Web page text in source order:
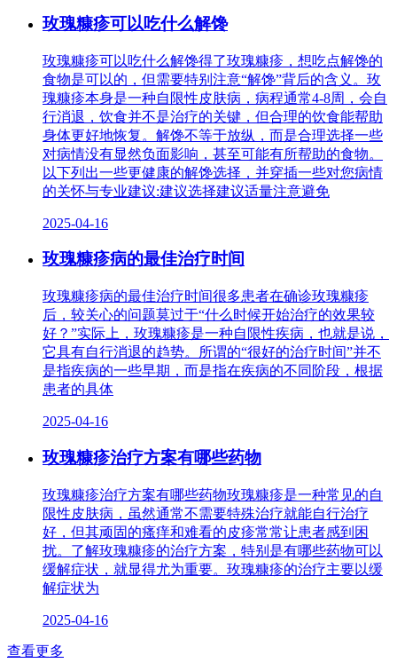
玫瑰糠疹可以吃什么解馋
玫瑰糠疹可以吃什么解馋得了玫瑰糠疹，想吃点解馋的
食物是可以的，但需要特别注意“解馋”背后的含义。玫
瑰糠疹本身是一种自限性皮肤病，病程通常4-8周，会自
行消退，饮食并不是治疗的关键，但合理的饮食能帮助
身体更好地恢复。解馋不等于放纵，而是合理选择一些
对病情没有显然负面影响，甚至可能有所帮助的食物。
以下列出一些更健康的解馋选择，并穿插一些对您病情
的关怀与专业建议:建议选择建议适量注意避免
2025-04-16
玫瑰糠疹病的最佳治疗时间
玫瑰糠疹病的最佳治疗时间很多患者在确诊玫瑰糠疹
后，较关心的问题莫过于“什么时候开始治疗的效果较
好？”实际上，玫瑰糠疹是一种自限性疾病，也就是说，
它具有自行消退的趋势。所谓的“很好的治疗时间”并不
是指疾病的一些早期，而是指在疾病的不同阶段，根据
患者的具体
2025-04-16
玫瑰糠疹治疗方案有哪些药物
玫瑰糠疹治疗方案有哪些药物玫瑰糠疹是一种常见的自
限性皮肤病，虽然通常不需要特殊治疗就能自行治疗
好，但其顽固的瘙痒和难看的皮疹常常让患者感到困
扰。了解玫瑰糠疹的治疗方案，特别是有哪些药物可以
缓解症状，就显得尤为重要。玫瑰糠疹的治疗主要以缓
解症状为
2025-04-16
查看更多